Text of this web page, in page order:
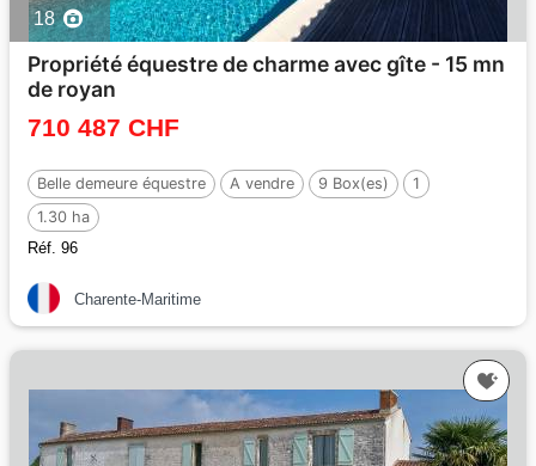
18
Propriété équestre de charme avec gîte - 15 mn
de royan
710 487 CHF
Belle demeure équestre A vendre 9 Box(es)
1
1.30 ha
Réf. 96
Charente-Maritime